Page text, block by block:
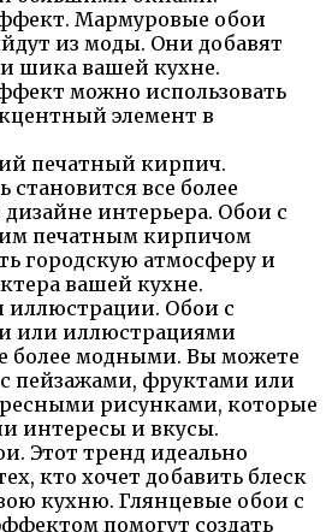
Мармуровые обои
из моды. Они добавят
шика вашей кухне.
можно использовать
элемент в
печатный кирпич.
становится все более
интерьера. Обои с
печатным кирпичом
городскую атмосферу и
вашей кухне.
Обои с
или иллюстрациями
более модными. Вы можете
пейзажами, фруктами или
рисунками, которые
интересы и вкусы.
Этот тренд идеально
кто хочет добавить блеск
кухню. Глянцевые обои с
помогут создать